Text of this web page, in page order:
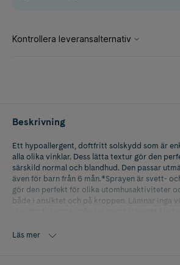
Beskrivning
Ett hypoallergent, doftfritt solskydd som är
alla olika vinklar. Dess lätta textur gör den
särskild normal och blandhud. Den passar
även för barn från 6 mån.*Sprayen är svett-
gör den perfekt för olika utomhusaktiviteter
både i ansiktet och på kroppen. Lämnar inga
Läs mer